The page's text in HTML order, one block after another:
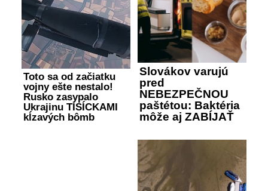
Toto sa od začiatku
vojny ešte nestalo!
Rusko zasypalo
Ukrajinu TISÍCKAMI
kĺzavých bômb
Slovákov varujú
pred
NEBEZPEČNOU
paštétou: Baktéria
môže aj ZABÍJAŤ